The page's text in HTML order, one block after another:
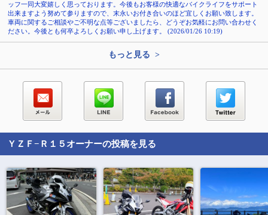
ッフ一同大変嬉しく思っております。今後もお客様の快適なバイクライフをサポート
出来ますよう努めて参りますので、末永いお付き合いのほど宜しくお願い致します。
車両に関するご相談やご不明な点等ございましたら、どうぞお気軽にお問い合わせく
ださい。今後とも何卒よろしくお願い申し上げます。 (2026/01/26 10:19)
もっと見る >
ＹＺＦ−Ｒ１５ オーナーの投稿を見る